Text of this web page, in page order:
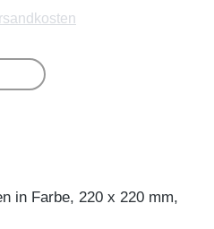
in Farbe, 220 x 220 mm,